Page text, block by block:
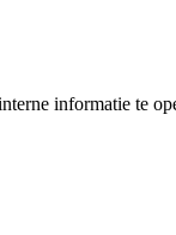
informatie te